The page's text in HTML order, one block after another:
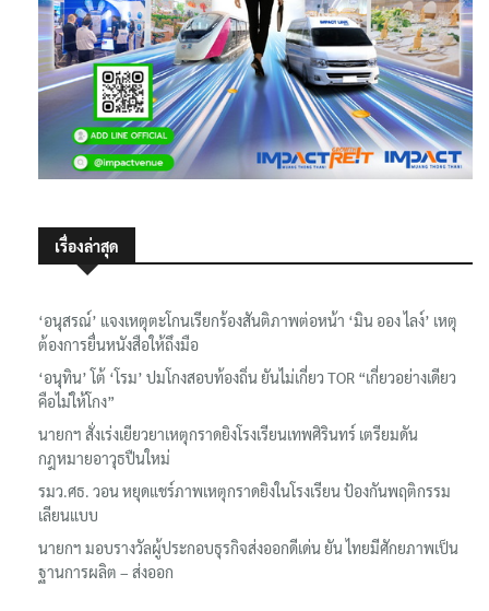
เรื่องล่าสุด
‘อนุสรณ์’ แจงเหตุตะโกนเรียกร้องสันติภาพต่อหน้า ‘มิน ออง ไลง์’ เหตุ
ต้องการยื่นหนังสือให้ถึงมือ
‘อนุทิน’ โต้ ‘โรม’ ปมโกงสอบท้องถิ่น ยันไม่เกี่ยว TOR “เกี่ยวอย่างเดียว
คือไม่ให้โกง”
นายกฯ สั่งเร่งเยียวยาเหตุกราดยิงโรงเรียนเทพศิรินทร์ เตรียมดัน
กฎหมายอาวุธปืนใหม่
รมว.ศธ. วอน หยุดแชร์ภาพเหตุกราดยิงในโรงเรียน ป้องกันพฤติกรรม
เลียนแบบ
นายกฯ มอบรางวัลผู้ประกอบธุรกิจส่งออกดีเด่น ยัน ไทยมีศักยภาพเป็น
ฐานการผลิต – ส่งออก